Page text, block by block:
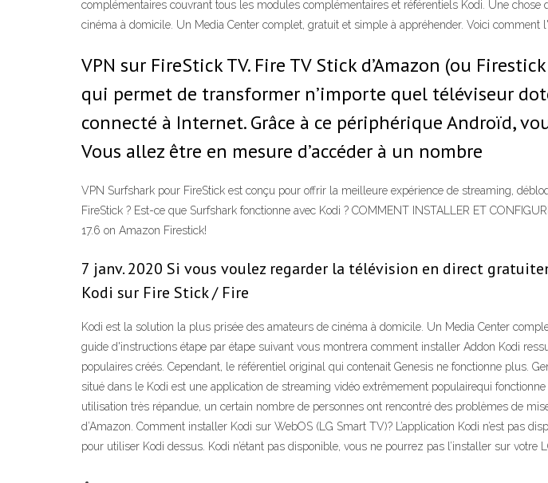
complémentaires couvrant tous les modules complémentaires et référentiels Kodi. Une
cinéma à domicile. Un Media Center complet, gratuit et simple à appréhender. Voici comment
VPN sur FireStick TV. Fire TV Stick d’Amazon (ou
qui permet de transformer n’importe quel téléviseur
connecté à Internet. Grâce à ce périphérique Androïd,
Vous allez être en mesure d’accéder à un nombre
VPN Surfshark pour FireStick est conçu pour offrir la meilleure expérience de streaming,
FireStick ? Est-ce que Surfshark fonctionne avec Kodi ? COMMENT INSTALLER ET
17.6 on Amazon Firestick!
7 janv. 2020 Si vous voulez regarder la télévision en direct
Kodi sur Fire Stick / Fire
Kodi est la solution la plus prisée des amateurs de cinéma à domicile. Un Media Center
guide d'instructions étape par étape suivant vous montrera comment installer Addon Kodi
populaires créés. Cependant, le référentiel original qui contenait Genesis ne fonctionne plus.
situé dans le Kodi est une application de streaming vidéo extrêmement populairequi
utilisation très répandue, un certain nombre de personnes ont rencontré des problèmes de
d’Amazon. Comment installer Kodi sur WebOS (LG Smart TV)? L’application Kodi n’est pas
pour utiliser Kodi dessus. Kodi n’étant pas disponible, vous ne pourrez pas l’installer sur votre